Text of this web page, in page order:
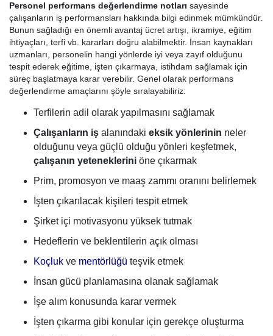
Personel performans değerlendirme notları sayesinde
çalışanların iş performansları hakkında bilgi edinmek mümkündür.
Bunun sağladığı en önemli avantaj ücret artışı, ikramiye, eğitim
ihtiyaçları, terfi vb. kararları doğru alabilmektir. İnsan kaynakları
uzmanları, personelin hangi yönlerde iyi veya zayıf olduğunu
tespit ederek eğitime, işten çıkarmaya, istihdam sağlamak için
süreç başlatmaya karar verebilir. Genel olarak performans
değerlendirme amaçlarını şöyle sıralayabiliriz:
Terfilerin adil olarak yapılmasını sağlamak
Çalışanların iş alanındaki eksik yönlerinin neler
olduğunu veya güçlü olduğu yönleri keşfetmek,
çalışanın yeteneklerini öne çıkarmak
Prim, promosyon ve maaş zammı oranını belirlemek
İşten çıkarılacak kişileri tespit etmek
Şirket içi motivasyonu yüksek tutmak
Hedeflerin ve beklentilerin açık olması
Koçluk ve mentörlüğü teşvik etmek
İnsan gücü planlamasına olanak sağlamak
İşe alım konusunda karar vermek
İşten çıkarma gibi konular için gerekçe oluşturma